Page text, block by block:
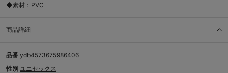
◆素材：PVC
商品詳細
品番 ydb4573675986406
性別 ユニセックス